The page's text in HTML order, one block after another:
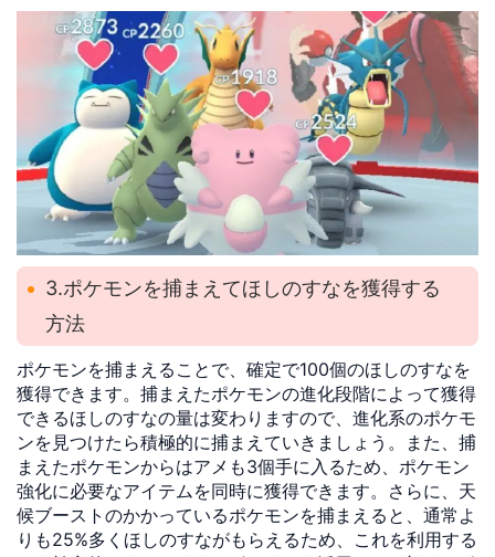
3.ポケモンを捕まえてほしのすなを獲得する
方法
ポケモンを捕まえることで、確定で100個のほしのすなを
獲得できます。捕まえたポケモンの進化段階によって獲得
できるほしのすなの量は変わりますので、進化系のポケモ
ンを見つけたら積極的に捕まえていきましょう。また、捕
まえたポケモンからはアメも3個手に入るため、ポケモン
強化に必要なアイテムを同時に獲得できます。さらに、天
候ブーストのかかっているポケモンを捕まえると、通常よ
りも25%多くほしのすながもらえるため、これを利用する